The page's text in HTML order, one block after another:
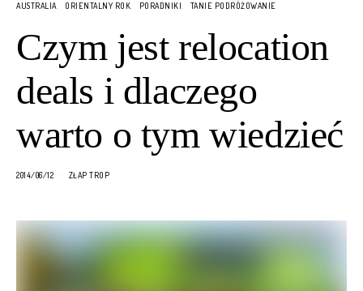
AUSTRALIA ORIENTALNY ROK PORADNIKI TANIE PODRÓŻOWANIE
Czym jest relocation
deals i dlaczego
warto o tym wiedzieć
2014/06/12 ZŁAP TROP